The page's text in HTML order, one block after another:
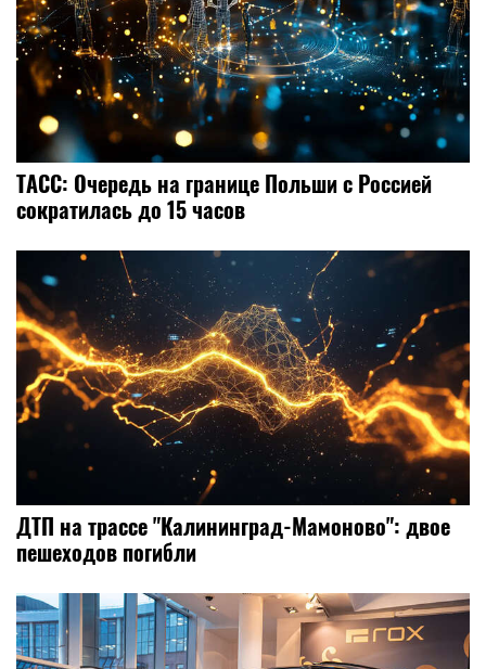
ТАСС: Очередь на границе Польши с Россией
сократилась до 15 часов
ДТП на трассе "Калининград-Мамоново": двое
пешеходов погибли